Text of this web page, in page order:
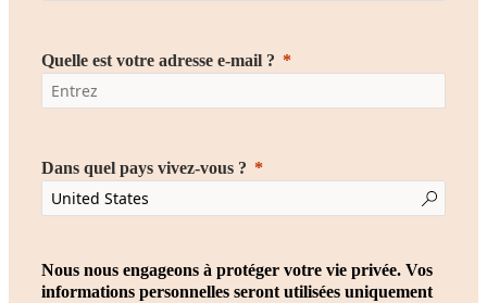
Quelle est votre adresse e-mail ?
Dans quel pays vivez-vous ?
Nous nous engageons à protéger votre vie privée. Vos
informations personnelles seront utilisées uniquement